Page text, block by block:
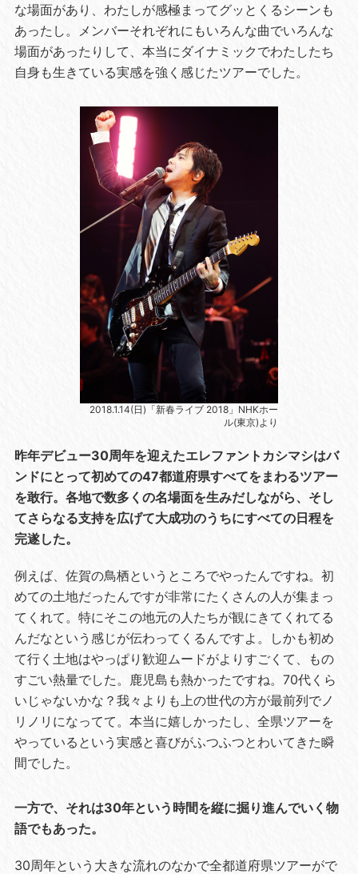
な場面があり、わたしが感極まってグッとくるシーンも
あったし。メンバーそれぞれにもいろんな曲でいろんな
場面があったりして、本当にダイナミックでわたしたち
自身も生きている実感を強く感じたツアーでした。
2018.1.14(日)「新春ライブ 2018」NHKホー
ル(東京)より
昨年デビュー30周年を迎えたエレファントカシマシはバ
ンドにとって初めての47都道府県すべてをまわるツアー
を敢行。各地で数多くの名場面を生みだしながら、そし
てさらなる支持を広げて大成功のうちにすべての日程を
完遂した。
例えば、佐賀の鳥栖というところでやったんですね。初
めての土地だったんですが非常にたくさんの人が集まっ
てくれて。特にそこの地元の人たちが観にきてくれてる
んだなという感じが伝わってくるんですよ。しかも初め
て行く土地はやっぱり歓迎ムードがよりすごくて、もの
すごい熱量でした。鹿児島も熱かったですね。70代くら
いじゃないかな？我々よりも上の世代の方が最前列でノ
リノリになってて。本当に嬉しかったし、全県ツアーを
やっているという実感と喜びがふつふつとわいてきた瞬
間でした。
一方で、それは30年という時間を縦に掘り進んでいく物
語でもあった。
30周年という大きな流れのなかで全都道府県ツアーがで